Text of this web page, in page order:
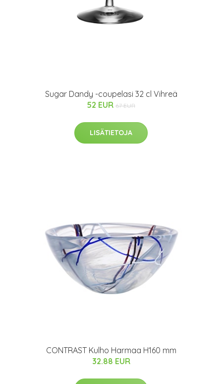
Sugar Dandy -coupelasi 32 cl Vihreä
52 EUR 67 EUR
LISÄTIETOJA
CONTRAST Kulho Harmaa H160 mm
32.88 EUR